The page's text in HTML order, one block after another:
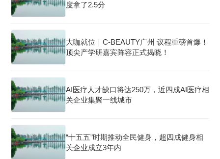
度拿了2.5分
大咖就位｜C-BEAUTY广州 议程重磅首爆！
顶尖产学研嘉宾阵容正式揭晓！
AI医疗人才缺口将达250万，近四成AI医疗相
关企业集聚一线城市
“十五五”时期推动全民健身，超四成健身相
关企业成立3年内